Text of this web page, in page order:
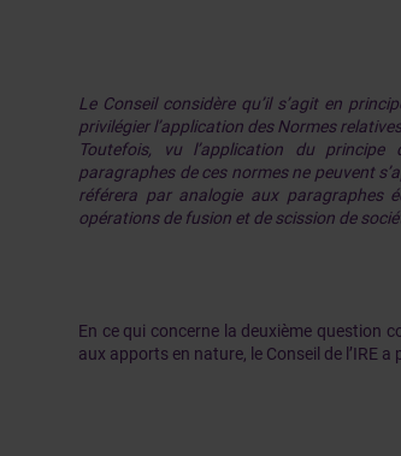
Le Conseil considère qu’il s’agit en
privilégier l’application des Normes
Toutefois, vu l’application du
paragraphes de ces normes ne peuvent
référera par analogie aux paragraphes
opérations de fusion et de scission de
En ce qui concerne la deuxième question
aux apports en nature, le Conseil de l’IRE